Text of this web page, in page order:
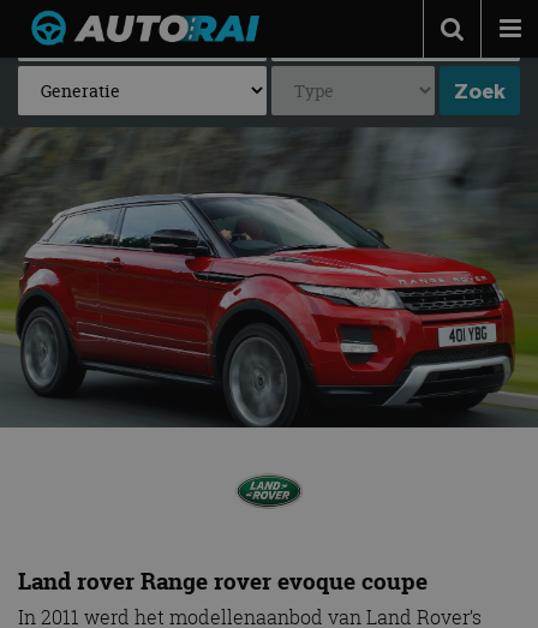
Autonieuws
Podcast
Automerken
Adverteren
Contact
MotorRAI.nl
Land rover Range rover evoque coupe
In 2011 werd het modellenaanbod van Land Rover’s